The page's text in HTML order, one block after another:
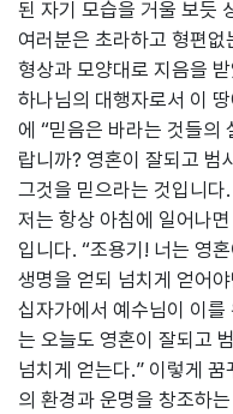
된 자기 모습을 거울 보듯
여러분은 초라하고 형편없
형상과 모양대로 지음을
하나님의 대행자로서 이
에 “믿음은 바라는 것들의
랍니까? 영혼이 잘되고 범
그것을 믿으라는 것입니다.
저는 항상 아침에 일어나
입니다. “조용기! 너는 영
생명을 얻되 넘치게 얻어
십자가에서 예수님이 이
는 오늘도 영혼이 잘되고
넘치게 얻는다.” 이렇게
의 환경과 운명을 창조하